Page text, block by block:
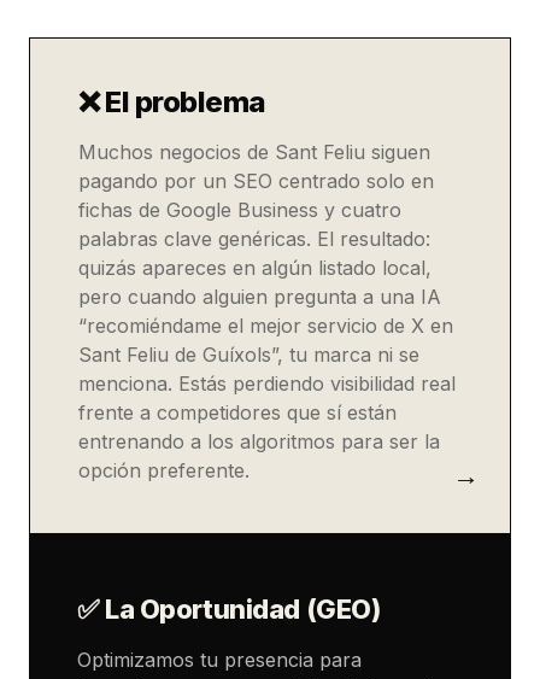
❌ El problema
Muchos negocios de Sant Feliu siguen
pagando por un SEO centrado solo en
fichas de Google Business y cuatro
palabras clave genéricas. El resultado:
quizás apareces en algún listado local,
pero cuando alguien pregunta a una IA
“recomiéndame el mejor servicio de X en
Sant Feliu de Guíxols”, tu marca ni se
menciona. Estás perdiendo visibilidad real
frente a competidores que sí están
entrenando a los algoritmos para ser la
opción preferente.
✅ La Oportunidad (GEO)
Optimizamos tu presencia para